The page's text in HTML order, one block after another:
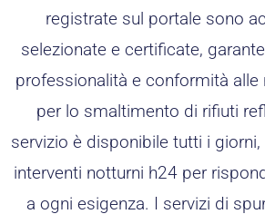
registrate sul portale sono
selezionate e certificate,
professionalità e conformità alle
per lo smaltimento di rifiuti
servizio è disponibile tutti i
interventi notturni h24 per
a ogni esigenza. I servizi di